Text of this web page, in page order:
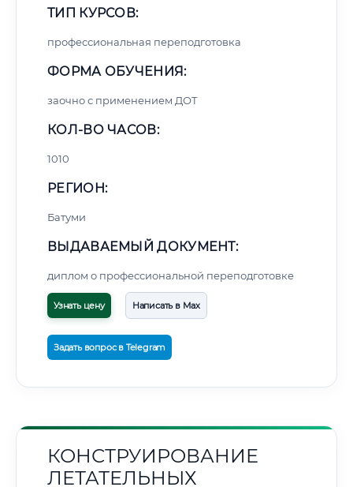
ТИП КУРСОВ:
профессиональная переподготовка
ФОРМА ОБУЧЕНИЯ:
заочно с применением ДОТ
КОЛ-ВО ЧАСОВ:
1010
РЕГИОН:
Батуми
ВЫДАВАЕМЫЙ ДОКУМЕНТ:
диплом о профессиональной переподготовке
Узнать цену Написать в Max
Задать вопрос в Telegram
КОНСТРУИРОВАНИЕ
ЛЕТАТЕЛЬНЫХ